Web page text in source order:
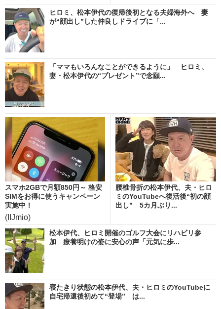
ヒロミ、松本伊代の復帰後初となる夫婦海外へ 妻
が“顔出し”した仲良しドライブに「...
「ママもいろんなことができるように」 ヒロミ、
妻・松本伊代の“プレゼント”で念願...
スマホ2GBで月額850円～ 格安
SIMをお得に使うキャンペーン
実施中！
(IIJmio)
腰椎骨折の松本伊代、夫・ヒロ
ミのYouTubeへ復活後“初の顔
出し” 5カ月ぶり...
松本伊代、ヒロミ開催のゴルフ大会にリハビリ参
加 療養明けの姿に安心の声「元気に歩...
寝たきり状態の松本伊代、夫・ヒロミのYouTubeに
自宅帰還後初めて“登場” は...